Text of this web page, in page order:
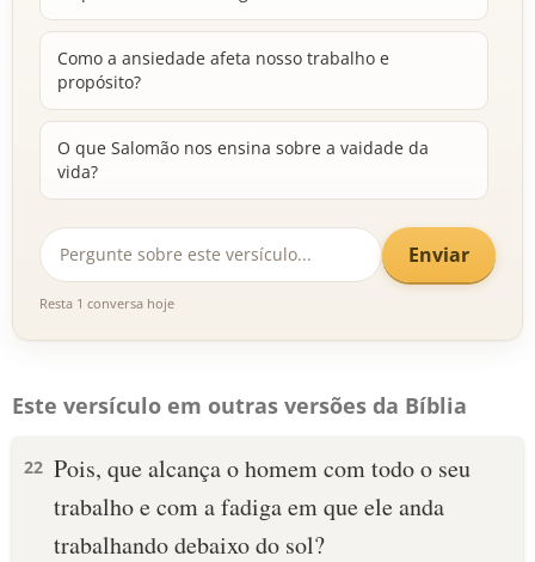
Como a ansiedade afeta nosso trabalho e
propósito?
O que Salomão nos ensina sobre a vaidade da
vida?
Enviar
Resta 1 conversa hoje
Este versículo em outras versões da Bíblia
22 Pois, que alcança o homem com todo o seu
trabalho e com a fadiga em que ele anda
trabalhando debaixo do sol?